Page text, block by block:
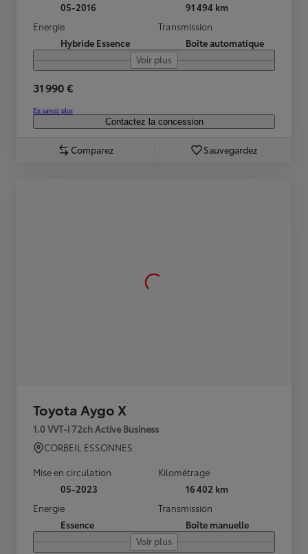
05-2016
91 494 km
Energie
Hybride Essence
Transmission
Boîte automatique
Voir plus
31 990 €
En savoir plus
Contactez la concession
Comparez Sauvegardez
Toyota Aygo X
1.0 VVT-i 72ch Active Business
CORBEIL ESSONNES
Mise en circulation
05-2023
Kilométrage
16 402 km
Energie
Essence
Transmission
Boîte manuelle
Voir plus